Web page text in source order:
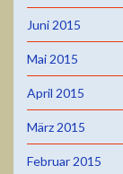
Juni 2015
Mai 2015
April 2015
März 2015
Februar 2015